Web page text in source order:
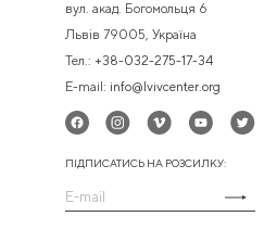
вул. акад. Богомольця 6
Львів 79005, Україна
Тел.: +38-032-275-17-34
E-mail: info@lvivcenter.org
ПІДПИСАТИСЬ НА РОЗСИЛКУ: